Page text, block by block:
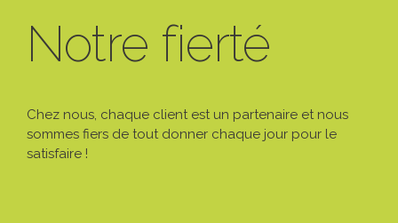
Notre fierté
Chez nous, chaque client est un partenaire et nous
sommes fiers de tout donner chaque jour pour le
satisfaire !